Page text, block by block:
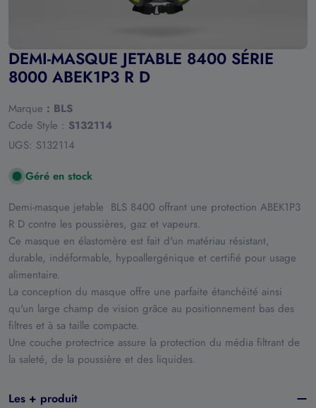
DEMI-MASQUE JETABLE 8400 SÉRIE
8000 ABEK1P3 R D
Marque : BLS
Code Style : S132114
UGS: S132114
Géré en stock
Demi-masque jetable BLS 8400 offrant une protection ABEK1P3
R D contre les poussières, gaz et vapeurs.
Ce masque en élastomère est fait d'un matériau résistant,
durable, indéformable, hypoallergénique et certifié pour usage
alimentaire.
La conception du masque offre une parfaite étanchéité ainsi
qu'un large champ de vision grâce au positionnement bas des
filtres et à sa taille compacte.
Une couche protectrice assure la protection du média filtrant de
la saleté, de la poussière et des liquides.
Les + produit